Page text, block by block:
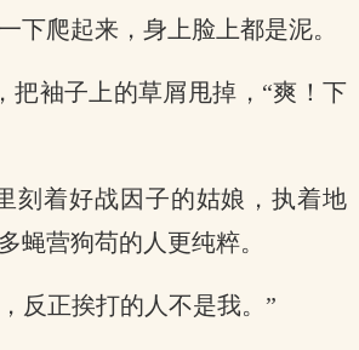
下爬起来，身上脸上都是泥。
把袖子上的草屑甩掉，“爽！下
刻着好战因子的姑娘，执着地
蝇营狗苟的人更纯粹。
反正挨打的人不是我。”